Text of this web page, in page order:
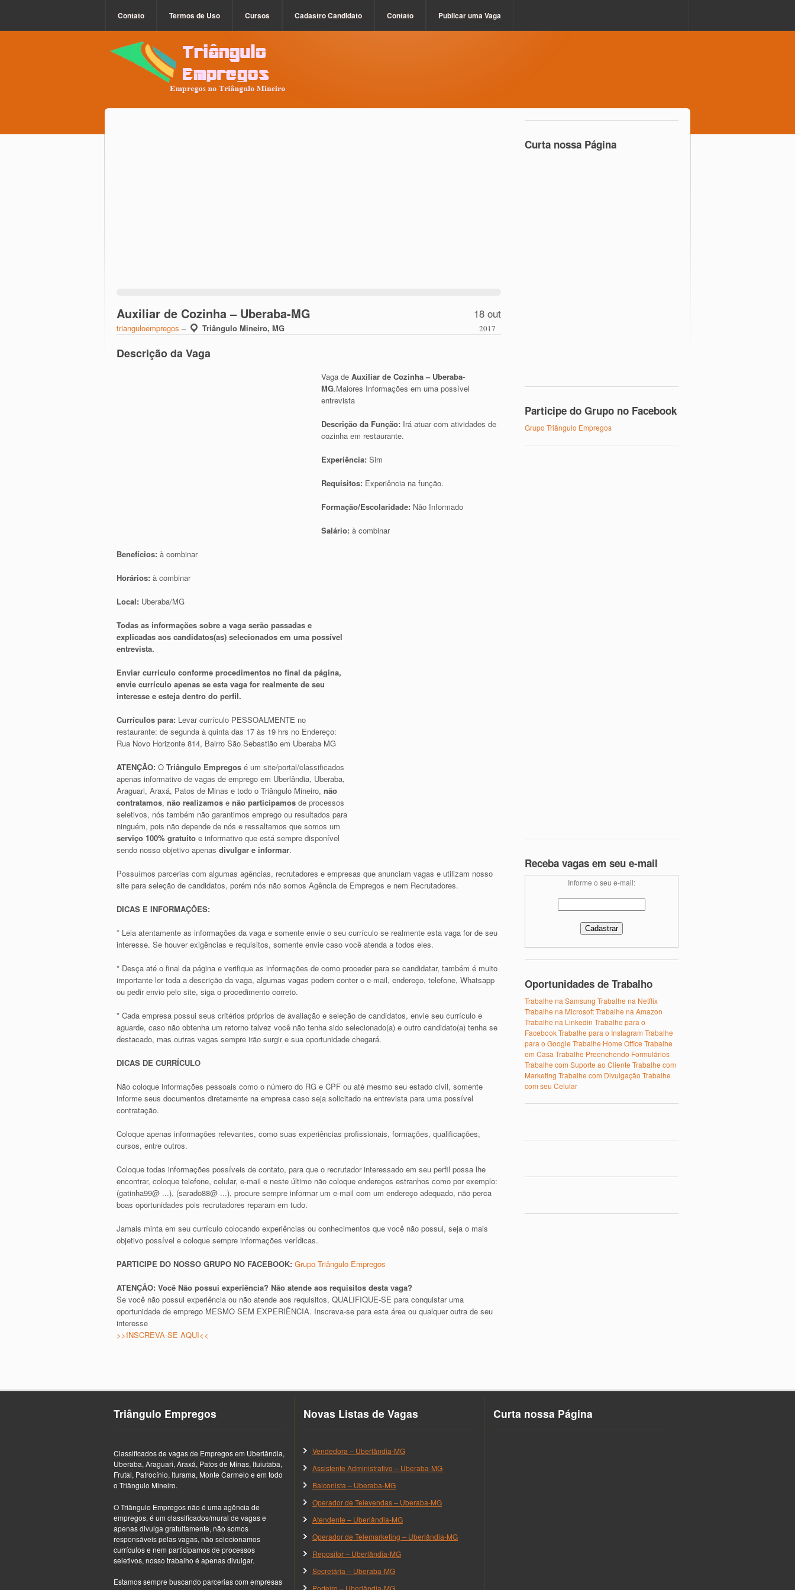
Contato Termos de Uso Cursos Cadastro Candidato Contato Publicar uma Vaga
18 out
2017
Auxiliar de Cozinha – Uberaba-MG
trianguloempregos – Triângulo Mineiro, MG
Descrição da Vaga
Vaga de Auxiliar de Cozinha – Uberaba-
MG.Maiores Informações em uma possível
entrevista
Descrição da Função: Irá atuar com atividades de
cozinha em restaurante.
Experiência: Sim
Requisitos: Experiência na função.
Formação/Escolaridade: Não Informado
Salário: à combinar
Benefícios: à combinar
Horários: à combinar
Local: Uberaba/MG
Todas as informações sobre a vaga serão passadas e
explicadas aos candidatos(as) selecionados em uma possível
entrevista.
Enviar currículo conforme procedimentos no final da página,
envie currículo apenas se esta vaga for realmente de seu
interesse e esteja dentro do perfil.
Currículos para: Levar currículo PESSOALMENTE no
restaurante: de segunda à quinta das 17 às 19 hrs no Endereço:
Rua Novo Horizonte 814, Bairro São Sebastião em Uberaba MG
ATENÇÃO: O Triângulo Empregos é um site/portal/classificados
apenas informativo de vagas de emprego em Uberlândia, Uberaba,
Araguari, Araxá, Patos de Minas e todo o Triângulo Mineiro, não
contratamos, não realizamos e não participamos de processos
seletivos, nós também não garantimos emprego ou resultados para
ninguém, pois não depende de nós e ressaltamos que somos um
serviço 100% gratuito e informativo que está sempre disponível
sendo nosso objetivo apenas divulgar e informar.
Possuímos parcerias com algumas agências, recrutadores e empresas que anunciam vagas e utilizam nosso
site para seleção de candidatos, porém nós não somos Agência de Empregos e nem Recrutadores.
DICAS E INFORMAÇÕES:
* Leia atentamente as informações da vaga e somente envie o seu currículo se realmente esta vaga for de seu
interesse. Se houver exigências e requisitos, somente envie caso você atenda a todos eles.
* Desça até o final da página e verifique as informações de como proceder para se candidatar, também é muito
importante ler toda a descrição da vaga, algumas vagas podem conter o e-mail, endereço, telefone, Whatsapp
ou pedir envio pelo site, siga o procedimento correto.
* Cada empresa possui seus critérios próprios de avaliação e seleção de candidatos, envie seu currículo e
aguarde, caso não obtenha um retorno talvez você não tenha sido selecionado(a) e outro candidato(a) tenha se
destacado, mas outras vagas sempre irão surgir e sua oportunidade chegará.
DICAS DE CURRÍCULO
Não coloque informações pessoais como o número do RG e CPF ou até mesmo seu estado civil, somente
informe seus documentos diretamente na empresa caso seja solicitado na entrevista para uma possível
contratação.
Coloque apenas informações relevantes, como suas experiências profissionais, formações, qualificações,
cursos, entre outros.
Coloque todas informações possíveis de contato, para que o recrutador interessado em seu perfil possa lhe
encontrar, coloque telefone, celular, e-mail e neste último não coloque endereços estranhos como por exemplo:
(gatinha99@ ...), (sarado88@ ...), procure sempre informar um e-mail com um endereço adequado, não perca
boas oportunidades pois recrutadores reparam em tudo.
Jamais minta em seu currículo colocando experiências ou conhecimentos que você não possui, seja o mais
objetivo possível e coloque sempre informações verídicas.
PARTICIPE DO NOSSO GRUPO NO FACEBOOK: Grupo Triângulo Empregos
ATENÇÃO: Você Não possui experiência? Não atende aos requisitos desta vaga?
Se você não possui experiência ou não atende aos requisitos, QUALIFIQUE-SE para conquistar uma
oportunidade de emprego MESMO SEM EXPERIÊNCIA. Inscreva-se para esta área ou qualquer outra de seu
interesse
>>INSCREVA-SE AQUI<<
Curta nossa Página
Participe do Grupo no Facebook
Grupo Triângulo Empregos
Receba vagas em seu e-mail
Informe o seu e-mail:
Oportunidades de Trabalho
Trabalhe na Samsung Trabalhe na Netflix
Trabalhe na MicrosoftTrabalhe na Amazon
Trabalhe na Linkedin Trabalhe para o
FacebookTrabalhe para o Instagram Trabalhe
para o Google Trabalhe Home Office Trabalhe
em CasaTrabalhe Preenchendo Formulários
Trabalhe com Suporte ao Cliente Trabalhe com
Marketing Trabalhe com Divulgação Trabalhe
com seu Celular
Triângulo Empregos
Classificados de vagas de Empregos em Uberlândia,
Uberaba, Araguari, Araxá, Patos de Minas, Ituiutaba,
Frutal, Patrocínio, Iturama, Monte Carmelo e em todo
o Triângulo Mineiro.
O Triângulo Empregos não é uma agência de
empregos, é um classificados/mural de vagas e
apenas divulga gratuitamente, não somos
responsáveis pelas vagas, não selecionamos
currículos e nem participamos de processos
seletivos, nosso trabalho é apenas divulgar.
Estamos sempre buscando parcerias com empresas
Novas Listas de Vagas
Vendedora – Uberlândia-MG
Assistente Administrativo – Uberaba-MG
Balconista – Uberaba-MG
Operador de Televendas – Uberaba-MG
Atendente – Uberlândia-MG
Operador de Telemarketing – Uberlândia-MG
Repositor – Uberlândia-MG
Secretária – Uberaba-MG
Curta nossa Página